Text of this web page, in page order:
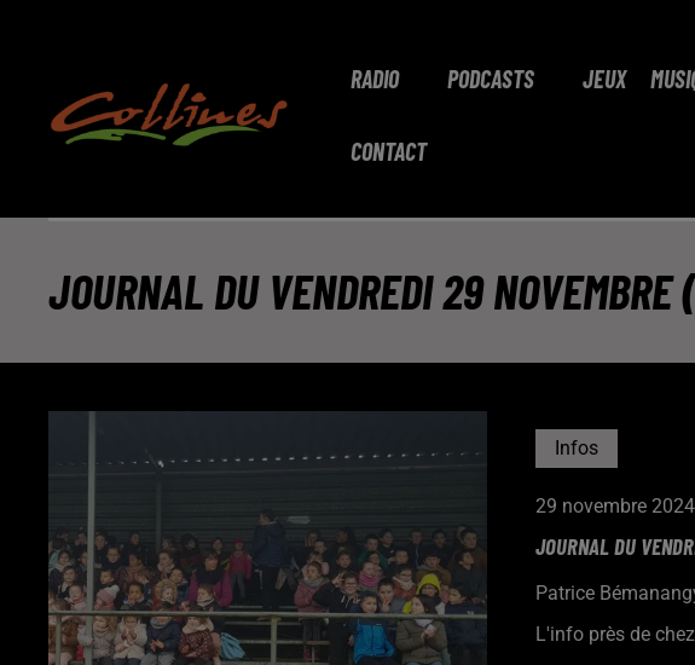
RADIO PODCASTS JEUX
CONTACT
JOURNAL DU VENDREDI 29 NOVEMBRE
Infos
29 novembre
JOURNAL DU
Patrice
L'info près de